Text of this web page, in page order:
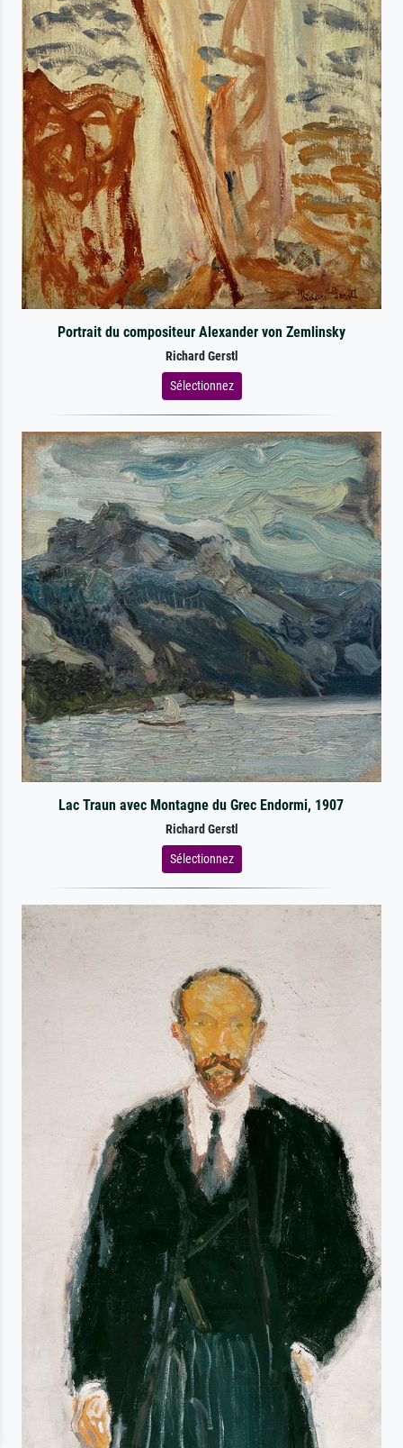
Portrait du compositeur Alexander von Zemlinsky
Richard Gerstl
Sélectionnez
Lac Traun avec Montagne du Grec Endormi, 1907
Richard Gerstl
Sélectionnez